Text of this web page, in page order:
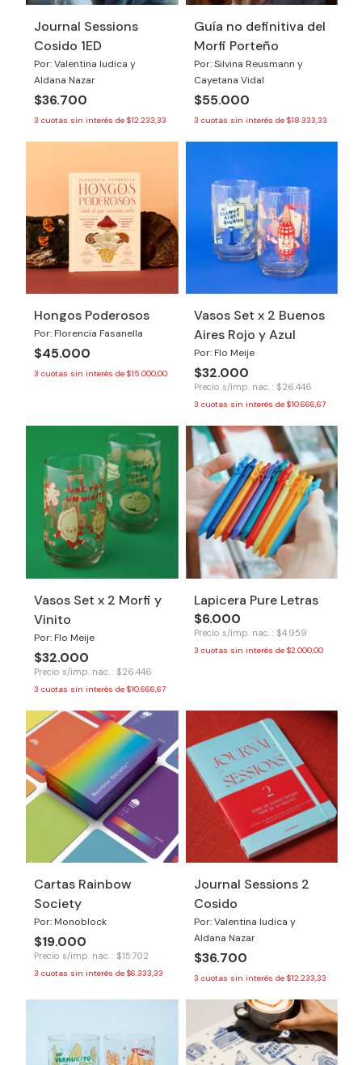
Journal Sessions
Cosido 1ED
Por: Valentina Iudica y
Aldana Nazar
$36.700
3 cuotas sin interés de $12.233,33
Guía no definitiva del
Morfi Porteño
Por: Silvina Reusmann y
Cayetana Vidal
$55.000
3 cuotas sin interés de $18.333,33
Hongos Poderosos
Por: Florencia Fasanella
$45.000
3 cuotas sin interés de $15.000,00
Vasos Set x 2 Buenos
Aires Rojo y Azul
Por: Flo Meije
$32.000
Precio s/imp. nac. : $26.446
3 cuotas sin interés de $10.666,67
Vasos Set x 2 Morfi y
Vinito
Por: Flo Meije
$32.000
Precio s/imp. nac. : $26.446
3 cuotas sin interés de $10.666,67
Lapicera Pure Letras
$6.000
Precio s/imp. nac. : $4.959
3 cuotas sin interés de $2.000,00
Cartas Rainbow
Society
Por: Monoblock
$19.000
Precio s/imp. nac. : $15.702
3 cuotas sin interés de $6.333,33
Journal Sessions 2
Cosido
Por: Valentina Iudica y
Aldana Nazar
$36.700
3 cuotas sin interés de $12.233,33